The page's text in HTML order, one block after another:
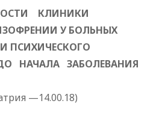
КЛИНИКИ
У БОЛЬНЫХ
ПСИХИЧЕСКОГО
НАЧАЛА ЗАБОЛЕВАНИЯ
—14.00.18)